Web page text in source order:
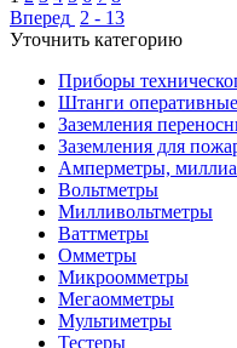
Вперед 2 - 13
Уточнить категорию
Приборы
Штанги оперативные
Заземления
Заземления для
Амперметры,
Вольтметры
Милливольтметры
Ваттметры
Омметры
Микроомметры
Мегаомметры
Мультиметры
Тестеры